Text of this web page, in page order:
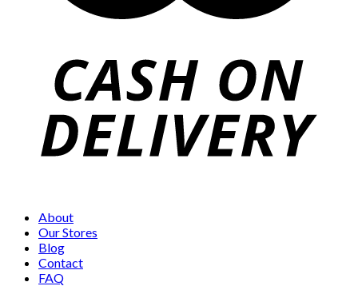
About
Our Stores
Blog
Contact
FAQ